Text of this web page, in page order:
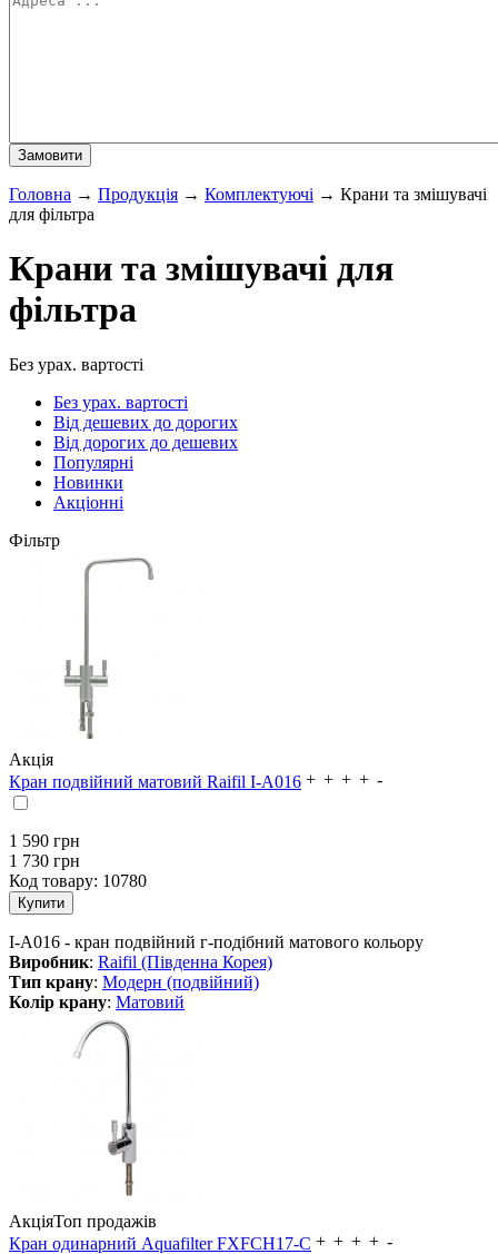
Головна → Продукція → Комплектуючі → Крани та змішувачі
для фільтра
Крани та змішувачі для
фільтра
Без урах. вартості
Без урах. вартості
Від дешевих до дорогих
Від дорогих до дешевих
Популярні
Новинки
Акціонні
Фільтр
Акція
Кран подвійний матовий Raifil I-A016
1 590 грн
1 730 грн
Код товару: 10780
I-A016 - кран подвійний г-подібний матового кольору
Виробник: Raifil (Південна Корея)
Тип крану: Модерн (подвійний)
Колір крану: Матовий
АкціяТоп продажів
Кран одинарний Aquafilter FXFCH17-С